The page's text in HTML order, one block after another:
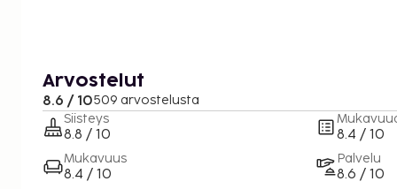
Arvostelut
8.6 / 10509 arvostelusta
Siisteys
8.8 / 10
Mukavuus
8.4 / 10
8.4 / 10
Palvelu
8.6 / 10